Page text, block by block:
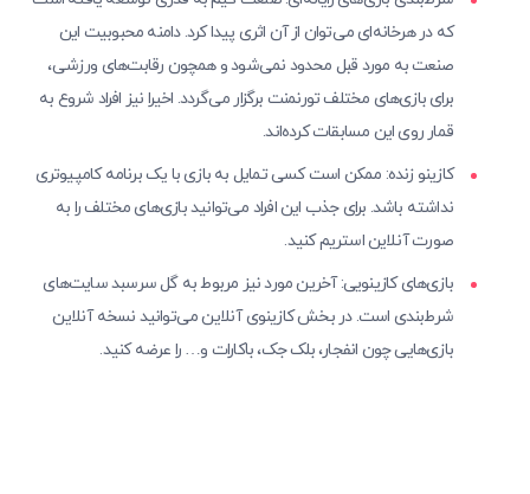
که در هرخانه‌ای می‌توان از آن اثری پیدا کرد. دامنه محبوبیت این
صنعت به مورد قبل محدود نمی‌شود و همچون رقابت‌های ورزشی،
برای بازی‌های مختلف تورنمنت برگزار می‌گردد. اخیرا نیز افراد شروع به
قمار روی این مسابقات کرده‌اند.
کازینو زنده: ممکن است کسی تمایل به بازی‌ با یک برنامه کامپیوتری
نداشته باشد. برای جذب این افراد می‌توانید بازی‌های مختلف را به
صورت آنلاین استریم کنید.
بازی‌های کازینویی: آخرین مورد نیز مربوط به گل سرسبد سایت‌های
شرط‌بندی است. در بخش کازینوی آنلاین می‌توانید نسخه آنلاین
بازی‌هایی چون انفجار، بلک جک، باکارات و… را عرضه کنید.